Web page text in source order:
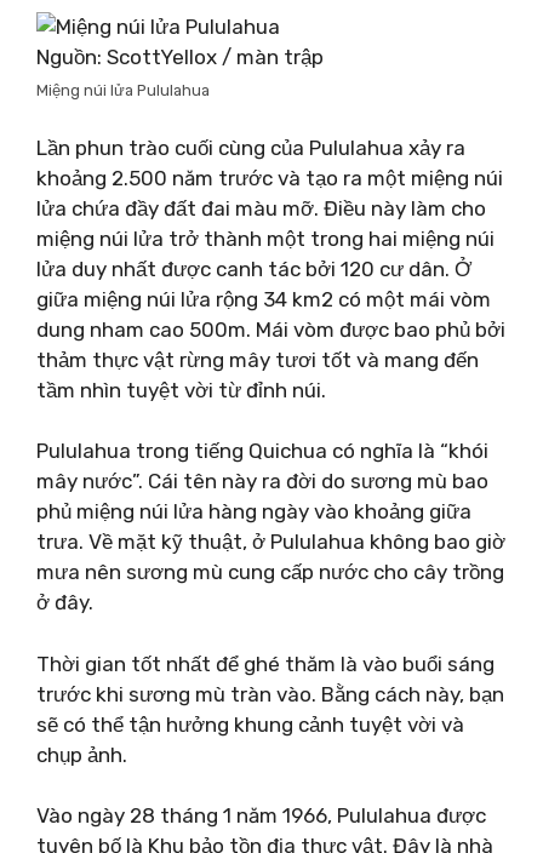
Nguồn: ScottYellox / màn trập
Miệng núi lửa Pululahua
Lần phun trào cuối cùng của Pululahua xảy ra
khoảng 2.500 năm trước và tạo ra một miệng núi
lửa chứa đầy đất đai màu mỡ. Điều này làm cho
miệng núi lửa trở thành một trong hai miệng núi
lửa duy nhất được canh tác bởi 120 cư dân. Ở
giữa miệng núi lửa rộng 34 km2 có một mái vòm
dung nham cao 500m. Mái vòm được bao phủ bởi
thảm thực vật rừng mây tươi tốt và mang đến
tầm nhìn tuyệt vời từ đỉnh núi.
Pululahua trong tiếng Quichua có nghĩa là “khói
mây nước”. Cái tên này ra đời do sương mù bao
phủ miệng núi lửa hàng ngày vào khoảng giữa
trưa. Về mặt kỹ thuật, ở Pululahua không bao giờ
mưa nên sương mù cung cấp nước cho cây trồng
ở đây.
Thời gian tốt nhất để ghé thăm là vào buổi sáng
trước khi sương mù tràn vào. Bằng cách này, bạn
sẽ có thể tận hưởng khung cảnh tuyệt vời và
chụp ảnh.
Vào ngày 28 tháng 1 năm 1966, Pululahua được
tuyên bố là Khu bảo tồn địa thực vật. Đây là nhà